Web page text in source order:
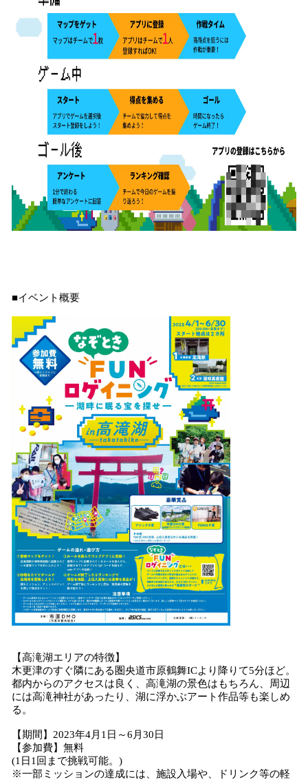
■イベント概要
【高滝湖エリアの特徴】
木更津のすぐ隣にある圏央道市原鶴舞ICより降りて5分ほど。
都内からのアクセスは良く、高滝湖の景色はもちろん、周辺
には高滝神社があったり、湖に浮かぶアート作品等も楽しめ
る。
【期間】2023年4月1日～6月30日
【参加費】無料
(1日1回まで挑戦可能。)
※一部ミッションの達成には、施設入場や、ドリンク等の軽